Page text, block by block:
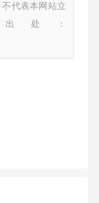
代表本网站立
处：